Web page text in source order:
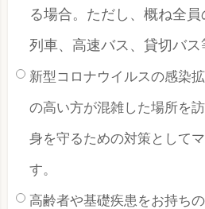
る場合。ただし、概ね全
列車、高速バス、貸切バス
新型コロナウイルスの感染
の高い方が混雑した場所を
身を守るための対策として
す。
高齢者や基礎疾患をお持ち